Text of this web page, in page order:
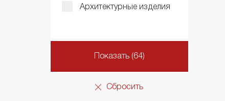
Архитектурные изделия
Показать (64)
Сбросить